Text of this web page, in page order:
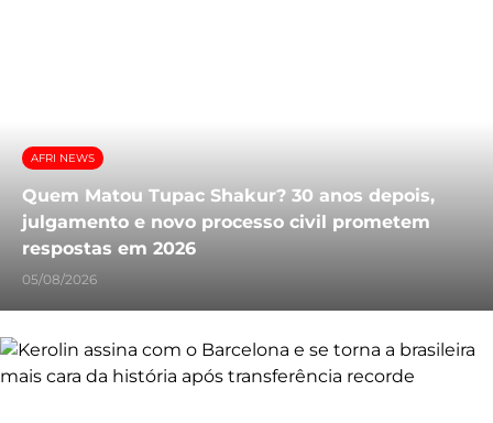
AFRI NEWS
Quem Matou Tupac Shakur? 30 anos depois,
julgamento e novo processo civil prometem
respostas em 2026
05/08/2026